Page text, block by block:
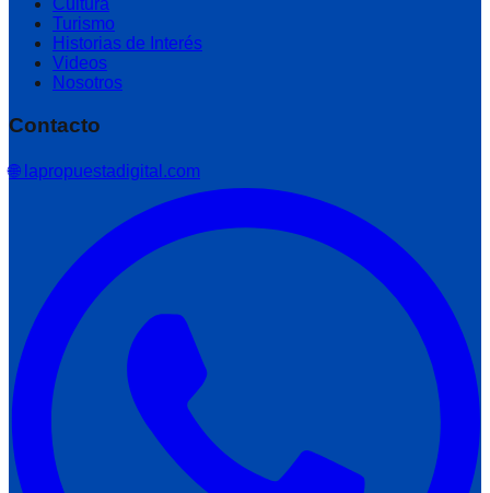
Cultura
Turismo
Historias de Interés
Videos
Nosotros
Contacto
🌐 lapropuestadigital.com